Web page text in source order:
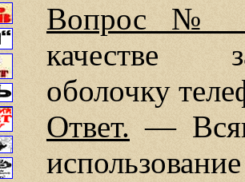
Вопрос №
качестве
оболочку
Ответ. —